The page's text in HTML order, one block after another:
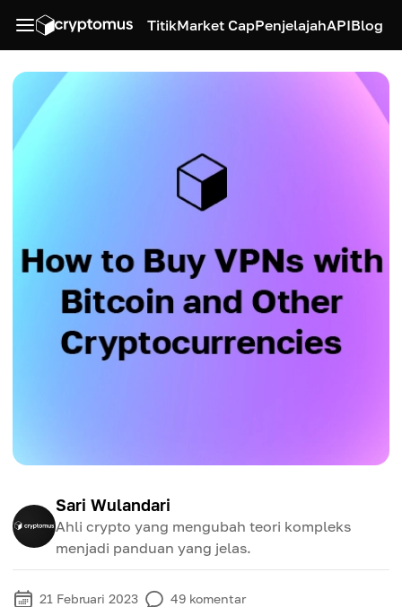
TitikMarket CapPenjelajahAPIBlog
Sari Wulandari
Ahli crypto yang mengubah teori kompleks
menjadi panduan yang jelas.
21 Februari 2023 49 komentar